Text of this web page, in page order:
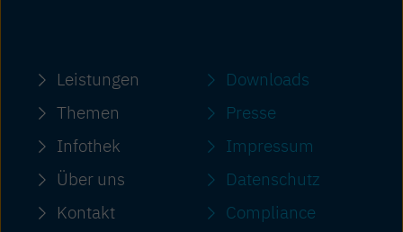
Leistungen
Themen
Infothek
Über uns
Kontakt
Downloads
Presse
Impressum
Datenschutz
Compliance